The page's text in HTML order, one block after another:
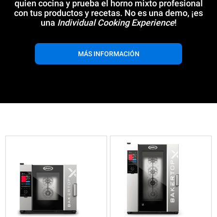
quien cocina y prueba el horno mixto profesional
con tus productos y recetas. No es una demo, ¡es
una Individual Cooking Experience!
MÁS INFORMACIÓN
Mixtos
BAKERTOP-
COUNTERTOP
600x400
EXRS
Mixtos
BAKERTOP-
X™
COUNTERTOP
10
600x400
XELA-
05EU-
EXRS-
BAKERTOP-
COUNTERTOP
XELA-
ET
BAKERTOP-